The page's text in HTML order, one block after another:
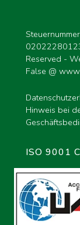
Reserved -
False @
Hinweis bei
ISO 9001